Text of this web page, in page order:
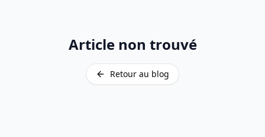
Article non trouvé
Retour au blog